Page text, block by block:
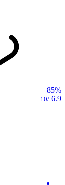
85%
6.9
/10